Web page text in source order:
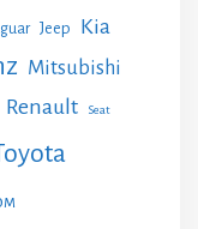
Jeep Kia
Mitsubishi
Renault Seat